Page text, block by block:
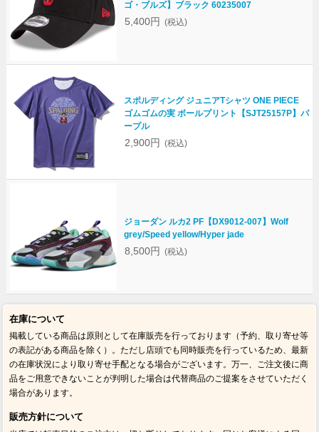
ゴ・ブルズ】ブラック 60235007
5,400円 (税込)
スポルディング ジュニアTシャツ ONE PIECE
ゴムゴムの実 ボールプリント【SJT25157P】パ
ープル
2,900円 (税込)
ジョーダン ルカ2 PF【DX9012-007】Wolf
grey/Speed yellow/Hyper jade
8,500円 (税込)
在庫について
掲載している商品は原則として在庫販売を行っております（予約、取り寄せ等
の表記がある商品を除く）。ただし店頭でも同時販売を行っているため、最新
の在庫状況により取り寄せ手配となる場合がございます。万一、ご注文後に商
品をご用意できないことが判明した場合は代替商品のご提案をさせていただく
場合があります。
販売方針について